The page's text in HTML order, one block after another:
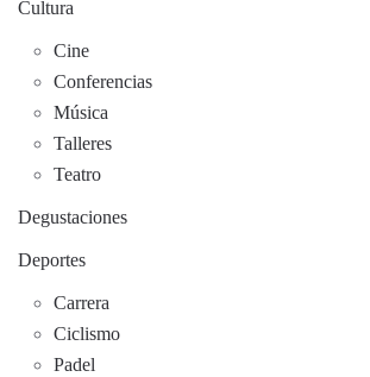
Cultura
Cine
Conferencias
Música
Talleres
Teatro
Degustaciones
Deportes
Carrera
Ciclismo
Padel